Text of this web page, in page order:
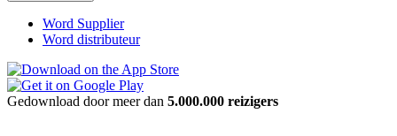
Word Supplier
Word distributeur
Gedownload door meer dan 5.000.000 reizigers